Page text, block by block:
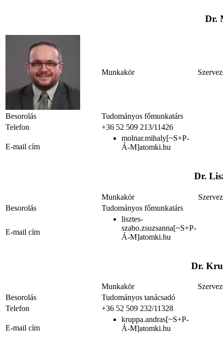
Dr.
Munkakör
Besorolás
Tudományos főmunkatárs
Telefon
+36 52 509 213/11426
E-mail cím
molnar.mihaly[~S+P-
Á-M]atomki.hu
Dr.
Munkakör
Besorolás
Tudományos főmunkatárs
E-mail cím
lisztes-
szabo.zsuzsanna[~S+P-
Á-M]atomki.hu
Dr.
Munkakör
Besorolás
Tudományos tanácsadó
Telefon
+36 52 509 232/11328
E-mail cím
kruppa.andras[~S+P-
Á-M]atomki.hu